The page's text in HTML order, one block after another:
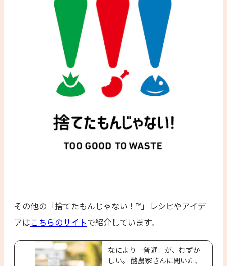
その他の「捨てたもんじゃない！™」レシピやアイデ
アはこちらのサイトで紹介しています。
なにより「普通」が、むずか
しい。 酪農家さんに聞いた、